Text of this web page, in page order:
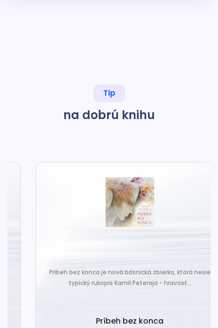
Tip
na dobrú knihu
Príbeh bez konca je nová básnická zbierka, ktorá nesie
typický rukopis Kamil Peteraja - hravosť...
Príbeh bez konca